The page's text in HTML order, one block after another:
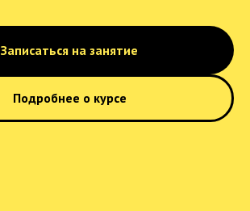
Записаться на занятие
Подробнее о курсе